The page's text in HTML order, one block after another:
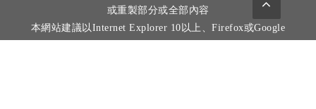
或重製部分或全部內容
本網站建議以Internet Explorer 10以上、Firefox或Google